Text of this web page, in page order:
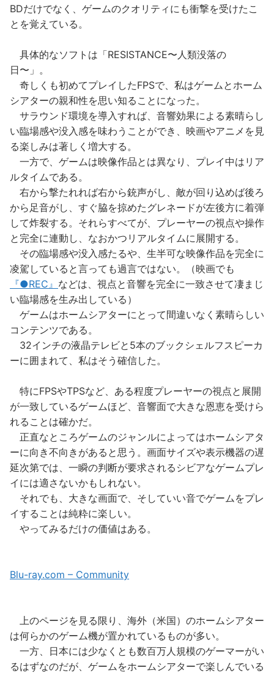
BDだけでなく、ゲームのクオリティにも衝撃を受けたこ
とを覚えている。
具体的なソフトは「RESISTANCE〜人類没落の
日〜」。
奇しくも初めてプレイしたFPSで、私はゲームとホーム
シアターの親和性を思い知ることになった。
サラウンド環境を導入すれば、音響効果による素晴らし
い臨場感や没入感を味わうことができ、映画やアニメを見
る楽しみは著しく増大する。
一方で、ゲームは映像作品とは異なり、プレイ中はリア
ルタイムである。
右から撃たれれば右から銃声がし、敵が回り込めば後ろ
から足音がし、すぐ脇を掠めたグレネードが左後方に着弾
して炸裂する。それらすべてが、プレーヤーの視点や操作
と完全に連動し、なおかつリアルタイムに展開する。
その臨場感や没入感たるや、生半可な映像作品を完全に
凌駕していると言っても過言ではない。（映画でも
『●REC』 などは、視点と音響を完全に一致させて凄まじ
い臨場感を生み出している）
ゲームはホームシアターにとって間違いなく素晴らしい
コンテンツである。
32インチの液晶テレビと5本のブックシェルフスピーカ
ーに囲まれて、私はそう確信した。
特にFPSやTPSなど、ある程度プレーヤーの視点と展開
が一致しているゲームほど、音響面で大きな恩恵を受けら
れることは確かだ。
正直なところゲームのジャンルによってはホームシアタ
ーに向き不向きがあると思う。画面サイズや表示機器の遅
延次第では、一瞬の判断が要求されるシビアなゲームプレ
イには適さないかもしれない。
それでも、大きな画面で、そしていい音でゲームをプレ
イすることは純粋に楽しい。
やってみるだけの価値はある。
Blu-ray.com – Community
上のページを見る限り、海外（米国）のホームシアター
は何らかのゲーム機が置かれているものが多い。
一方、日本には少なくとも数百万人規模のゲーマーがい
るはずなのだが、ゲームをホームシアターで楽しんでいる